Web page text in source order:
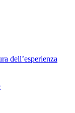
dell’esperienza